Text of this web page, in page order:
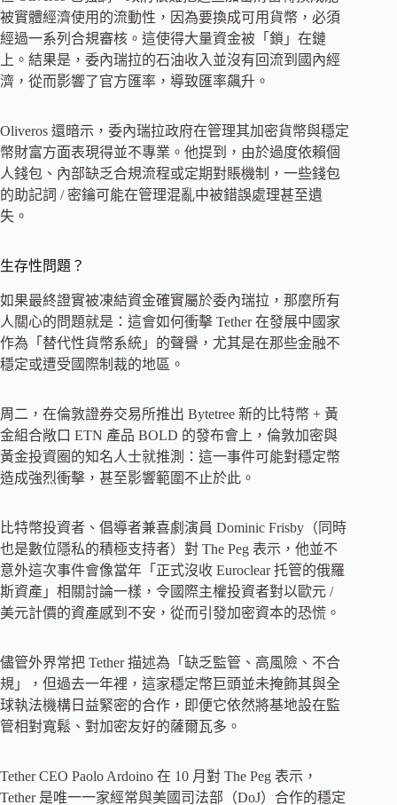
被實體經濟使用的流動性，因為要換成可用貨幣，必須
經過一系列合規審核。這使得大量資金被「鎖」在鏈
上。結果是，委內瑞拉的石油收入並沒有回流到國內經
濟，從而影響了官方匯率，導致匯率飆升。
Oliveros 還暗示，委內瑞拉政府在管理其加密貨幣與穩定
幣財富方面表現得並不專業。他提到，由於過度依賴個
人錢包、內部缺乏合規流程或定期對賬機制，一些錢包
的助記詞 / 密鑰可能在管理混亂中被錯誤處理甚至遺
失。
生存性問題？
如果最終證實被凍結資金確實屬於委內瑞拉，那麼所有
人關心的問題就是：這會如何衝擊 Tether 在發展中國家
作為「替代性貨幣系統」的聲譽，尤其是在那些金融不
穩定或遭受國際制裁的地區。
周二，在倫敦證券交易所推出 Bytetree 新的比特幣 + 黃
金組合敞口 ETN 產品 BOLD 的發布會上，倫敦加密與
黃金投資圈的知名人士就推測：這一事件可能對穩定幣
造成強烈衝擊，甚至影響範圍不止於此。
比特幣投資者、倡導者兼喜劇演員 Dominic Frisby（同時
也是數位隱私的積極支持者）對 The Peg 表示，他並不
意外這次事件會像當年「正式沒收 Euroclear 托管的俄羅
斯資產」相關討論一樣，令國際主權投資者對以歐元 /
美元計價的資產感到不安，從而引發加密資本的恐慌。
儘管外界常把 Tether 描述為「缺乏監管、高風險、不合
規」，但過去一年裡，這家穩定幣巨頭並未掩飾其與全
球執法機構日益緊密的合作，即便它依然將基地設在監
管相對寬鬆、對加密友好的薩爾瓦多。
Tether CEO Paolo Ardoino 在 10 月對 The Peg 表示，
Tether 是唯一一家經常與美國司法部（DoJ）合作的穩定